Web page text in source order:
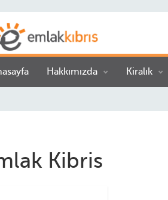
Hakkımızda Kiralık
Kibris